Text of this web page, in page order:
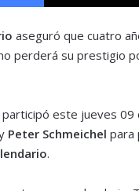
aseguró que cuatro
perderá su prestigio
este jueves
Peter Schmeichel para
.